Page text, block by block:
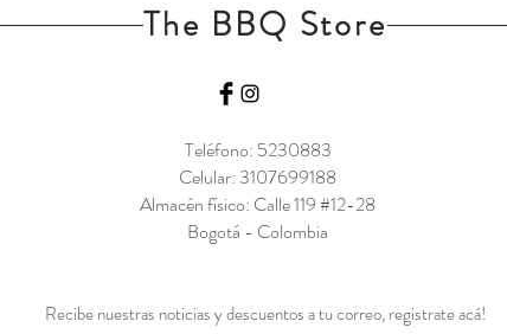
The BBQ Store
Teléfono: 5230883
Celular: 3107699188
Almacén físico: Calle 119 #12-28
Bogotá - Colombia
Recibe nuestras noticias y descuentos a tu correo, registrate acá!